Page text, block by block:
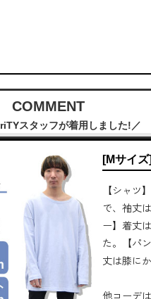
COMMENT
スタッフが着用しました!
[Mサイ
【シャツ
で、袖丈
ー】着丈
た。【パ
丈は膝に
他コーデ